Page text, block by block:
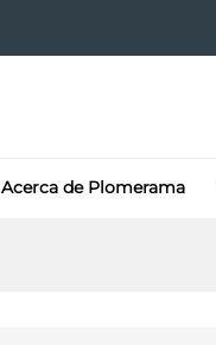
Acerca de Plomerama